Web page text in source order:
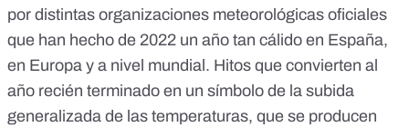
por distintas organizaciones meteorológicas oficiales
que han hecho de 2022 un año tan cálido en España,
en Europa y a nivel mundial. Hitos que convierten al
año recién terminado en un símbolo de la subida
generalizada de las temperaturas, que se producen